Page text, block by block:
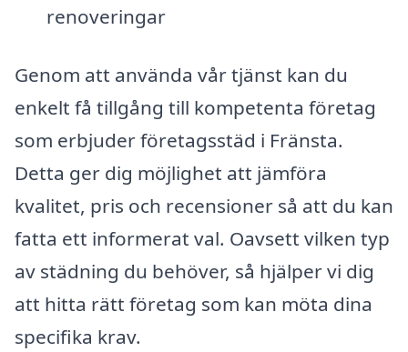
renoveringar
Genom att använda vår tjänst kan du
enkelt få tillgång till kompetenta företag
som erbjuder företagsstäd i Fränsta.
Detta ger dig möjlighet att jämföra
kvalitet, pris och recensioner så att du kan
fatta ett informerat val. Oavsett vilken typ
av städning du behöver, så hjälper vi dig
att hitta rätt företag som kan möta dina
specifika krav.